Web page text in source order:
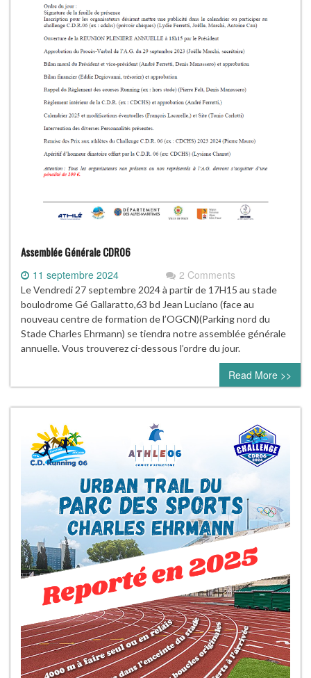
Assemblée Générale CDR06
11 septembre 2024 2 Comments
Le Vendredi 27 septembre 2024 à partir de 17H15 au stade
boulodrome Gé Gallaratto,63 bd Jean Luciano (face au
nouveau centre de formation de l’OGCN)(Parking nord du
Stade Charles Ehrmann) se tiendra notre assemblée générale
annuelle. Vous trouverez ci-dessous l’ordre du jour.
Read More >>